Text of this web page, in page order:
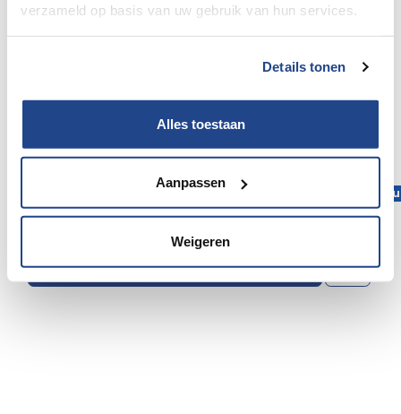
verzameld op basis van uw gebruik van hun services.
Details tonen
Alles toestaan
Aanpassen
Weigeren
Remises supplémentaires du constructeur sur les
Détails